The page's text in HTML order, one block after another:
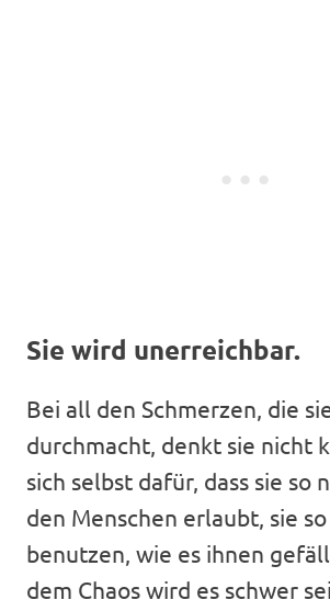
Sie wird unerreichbar.
Bei all den Schmerzen, die
durchmacht, denkt sie nicht
sich selbst dafür, dass sie so
den Menschen erlaubt, sie
benutzen, wie es ihnen
dem Chaos wird es schwer